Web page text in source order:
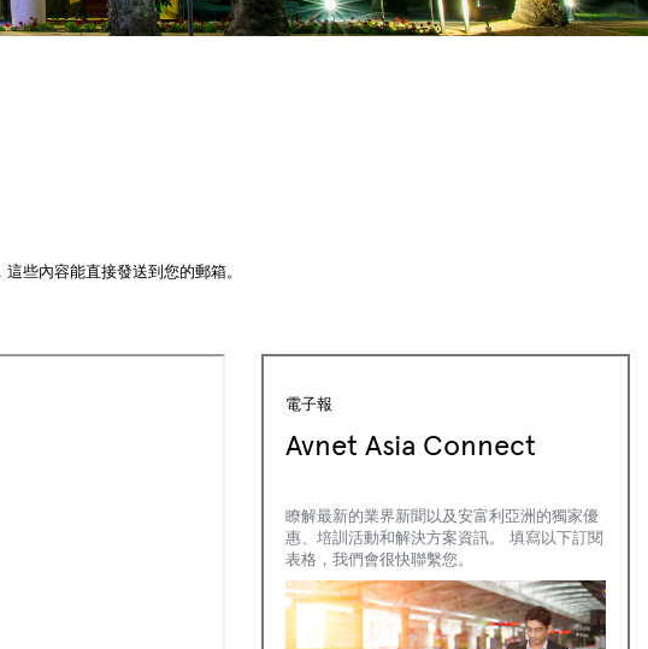
些內容能直接發送到您的郵箱。
電子報
Avnet Asia Connect
瞭解最新的業界新聞以及安富利亞洲的獨家優
惠、培訓活動和解決方案資訊。 填寫以下訂閱
表格，我們會很快聯繫您。